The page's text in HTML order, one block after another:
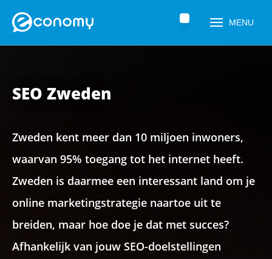
MENU
Home » Zoekmachine optimalisatie (SEO) SEO Zweden
SEO Zweden
Zweden kent meer dan 10 miljoen inwoners,
waarvan 95% toegang tot het internet heeft.
Zweden is daarmee een interessant land om je
online marketingstrategie naartoe uit te
breiden, maar hoe doe je dat met succes?
Afhankelijk van jouw SEO-doelstellingen
Telefoonnummer*